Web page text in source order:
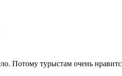
Потому турыстам очень